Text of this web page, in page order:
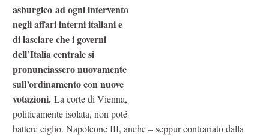
asburgico ad ogni intervento
negli affari interni italiani e
di lasciare che i governi
dell’Italia centrale si
pronunciassero nuovamente
sull’ordinamento con nuove
votazioni. La corte di Vienna,
politicamente isolata, non poté
battere ciglio. Napoleone III, anche – seppur contrariato dalla